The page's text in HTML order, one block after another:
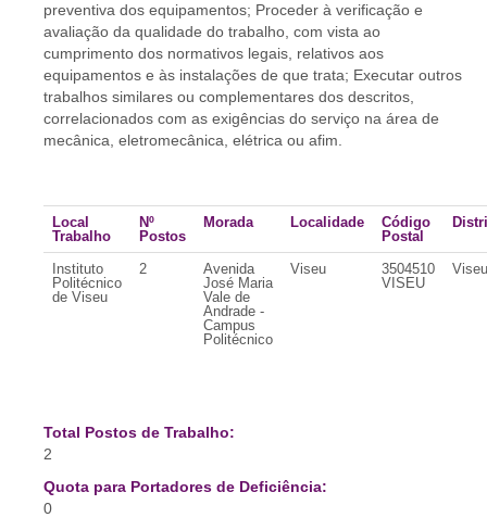
preventiva dos equipamentos; Proceder à verificação e
avaliação da qualidade do trabalho, com vista ao
cumprimento dos normativos legais, relativos aos
equipamentos e às instalações de que trata; Executar outros
trabalhos similares ou complementares dos descritos,
correlacionados com as exigências do serviço na área de
mecânica, eletromecânica, elétrica ou afim.
Local
Trabalho
Nº
Postos
Morada Localidade
Código
Postal
Instituto
Politécnico
de Viseu
2
Avenida
José Maria
Vale de
Andrade -
Campus
Politécnico
Viseu
3504510
VISEU
Viseu
Total Postos de Trabalho:
2
Quota para Portadores de Deficiência:
0